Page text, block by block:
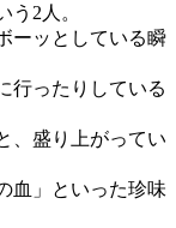
2人。
ーッとしている瞬
行ったりしている
、盛り上がってい
血」といった珍味